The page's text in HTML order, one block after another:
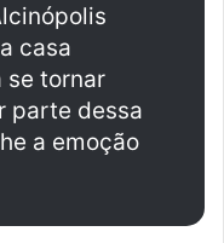
casa
se tornar
parte dessa
a emoção